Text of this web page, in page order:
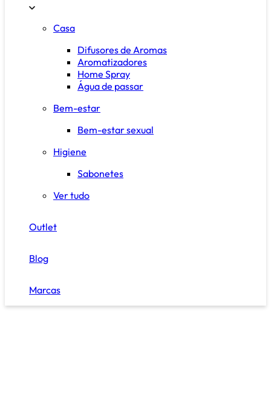
Casa
Difusores de Aromas
Aromatizadores
Home Spray
Água de passar
Bem-estar
Bem-estar sexual
Higiene
Sabonetes
Ver tudo
Outlet
Blog
Marcas